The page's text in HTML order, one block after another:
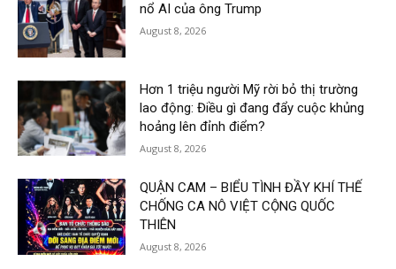
nổ AI của ông Trump
August 8, 2026
Hơn 1 triệu người Mỹ rời bỏ thị trường
lao động: Điều gì đang đẩy cuộc khủng
hoảng lên đỉnh điểm?
August 8, 2026
QUẬN CAM – BIỂU TÌNH ĐẦY KHÍ THẾ
CHỐNG CA NÔ VIỆT CỘNG QUỐC
THIÊN
August 8, 2026